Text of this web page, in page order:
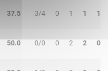
37.5 3/4 0 1 1 1
50.0 0/0 0 2 2 0